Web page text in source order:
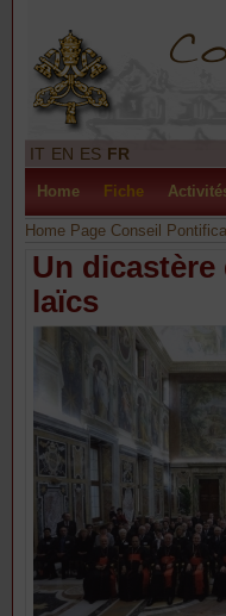
IT EN ES FR
Home Fiche
Home Page Conseil
Un dicastère
laïcs